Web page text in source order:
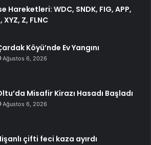
Hareketleri: WDC, SNDK, FIG, APP,
XYZ, Z, FLNC
Köyü’nde Ev Yangını
Ağustos 6, 2026
Misafir Kirazı Hasadı Başladı
Ağustos 6, 2026
çifti feci kaza ayırdı